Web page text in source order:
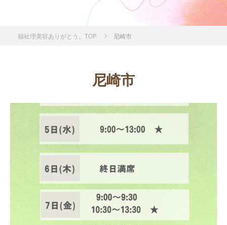
福祉理美容ありがとう。TOP 尼崎市
尼崎市